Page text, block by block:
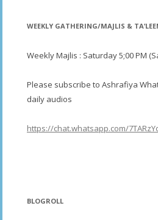
WEEKLY GATHERING/MAJLIS &
Weekly Majlis : Saturday 5;00 PM
Please subscribe to Ashrafiya
daily audios
https://chat.whatsapp.com/
BLOGROLL